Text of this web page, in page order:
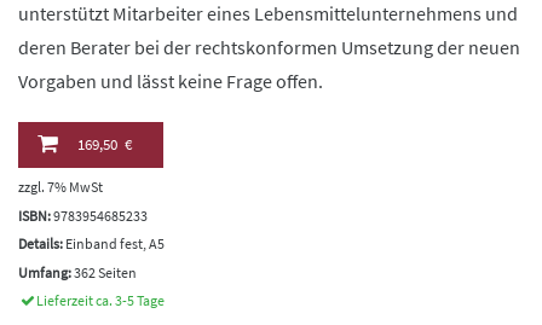
unterstützt Mitarbeiter eines Lebensmittelunternehmens und
deren Berater bei der rechtskonformen Umsetzung der neuen
Vorgaben und lässt keine Frage offen.
169,50 €
zzgl. 7% MwSt
ISBN:9783954685233
Details: Einband fest, A5
Umfang:362 Seiten
Lieferzeit ca. 3-5 Tage